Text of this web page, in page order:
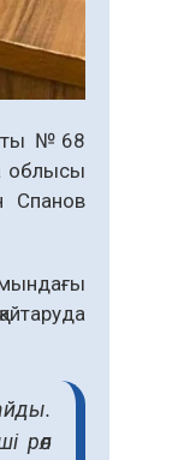
№68
облысы
Спанов
рөл